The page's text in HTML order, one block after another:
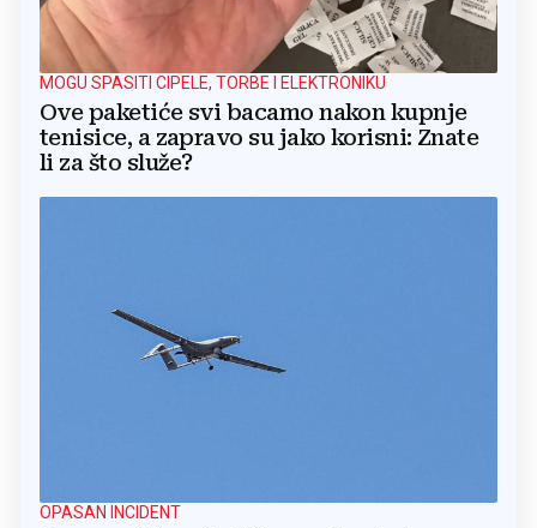
MOGU SPASITI CIPELE, TORBE I ELEKTRONIKU
Ove paketiće svi bacamo nakon kupnje
tenisice, a zapravo su jako korisni: Znate
li za što služe?
OPASAN INCIDENT